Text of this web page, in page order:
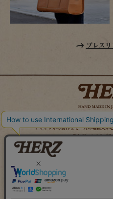
プレス
時を経てこそ解る味わいがある。使
デザインから製作まで一人の鞄職人が
それがヘルツのブ
MAIL MAGAZINE
X（旧TWITTER）
YOUTUBE